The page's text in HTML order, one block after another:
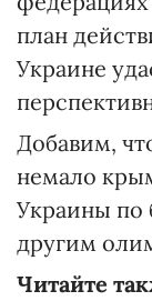
план
Украине
Добавим,
немало
Украины по
другим
Читайте